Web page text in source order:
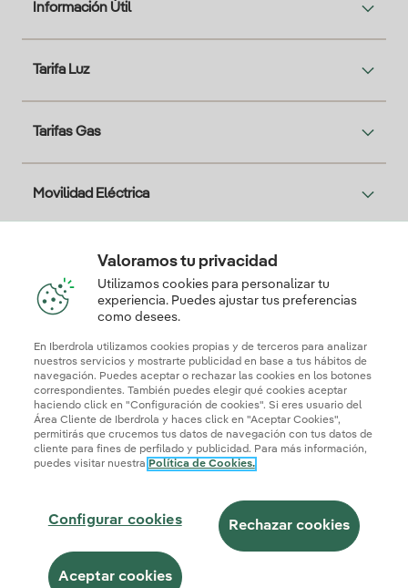
Información Útil
Tarifa Luz
Tarifas Gas
Movilidad Eléctrica
Te interesa
Descarga la App Iberdrola Clientes
Configurar cookies
Seguridad de la informaciónAccesibilidad
Canal de Denuncias Iberdrola.com
Valoramos tu privacidad
Utilizamos cookies para personalizar tu
experiencia. Puedes ajustar tus preferencias
como desees.
En Iberdrola utilizamos cookies propias y de terceros para analizar
nuestros servicios y mostrarte publicidad en base a tus hábitos de
navegación. Puedes aceptar o rechazar las cookies en los botones
correspondientes. También puedes elegir qué cookies aceptar
haciendo click en "Configuración de cookies". Si eres usuario del
Área Cliente de Iberdrola y haces click en "Aceptar Cookies",
permitirás que crucemos tus datos de navegación con tus datos de
cliente para fines de perfilado y publicidad. Para más información,
puedes visitar nuestra Política de Cookies.
Configurar cookies Rechazar cookies
Aceptar cookies